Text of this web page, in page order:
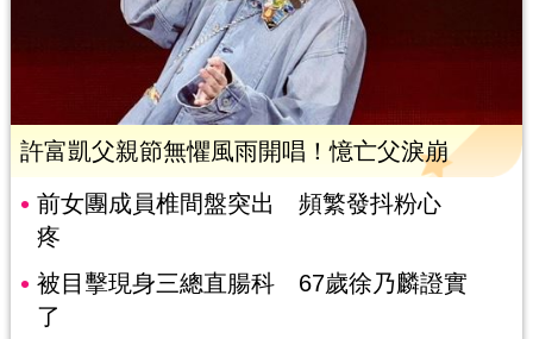
許富凱父親節無懼風雨開唱！憶亡父淚崩
前女團成員椎間盤突出 頻繁發抖粉心
疼
被目擊現身三總直腸科 67歲徐乃麟證實
了